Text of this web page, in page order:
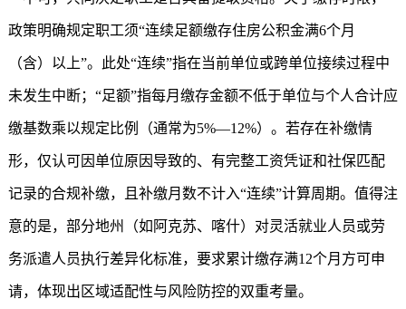
政策明确规定职工须“连续足额缴存住房公积金满6个月
（含）以上”。此处“连续”指在当前单位或跨单位接续过程中
未发生中断；“足额”指每月缴存金额不低于单位与个人合计应
缴基数乘以规定比例（通常为5%—12%）。若存在补缴情
形，仅认可因单位原因导致的、有完整工资凭证和社保匹配
记录的合规补缴，且补缴月数不计入“连续”计算周期。值得注
意的是，部分地州（如阿克苏、喀什）对灵活就业人员或劳
务派遣人员执行差异化标准，要求累计缴存满12个月方可申
请，体现出区域适配性与风险防控的双重考量。